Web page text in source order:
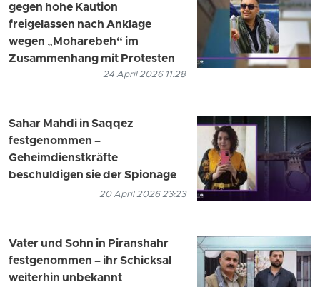
gegen hohe Kaution
freigelassen nach Anklage
wegen „Moharebeh“ im
Zusammenhang mit Protesten
24 April 2026 11:28
Sahar Mahdi in Saqqez
festgenommen –
Geheimdienstkräfte
beschuldigen sie der Spionage
20 April 2026 23:23
Vater und Sohn in Piranshahr
festgenommen – ihr Schicksal
weiterhin unbekannt